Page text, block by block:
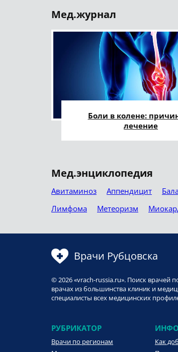
Мед.журнал
Боли в колене:
лечение
Мед.энциклопедия
Авитаминоз Аппендицит
Лимфома
Метеоризм
Врачи Рубцовска
© 2026 «vrach-russia.ru». Поиск врачей
врачах из большинства клиник и
специалисты всех медицинских
РУБРИКАТОР
Врачи по регионам
Как